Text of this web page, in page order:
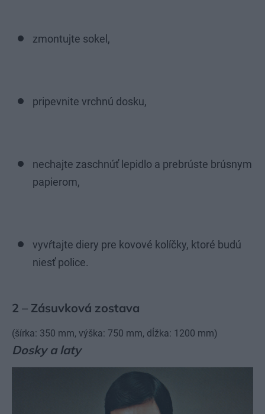
zmontujte sokel,
pripevnite vrchnú dosku,
nechajte zaschnúť lepidlo a prebrúste brúsnym
papierom,
vyvŕtajte diery pre kovové kolíčky, ktoré budú
niesť police.
2 – Zásuvková zostava
(šírka: 350 mm, výška: 750 mm, dĺžka: 1200 mm)
Dosky a laty